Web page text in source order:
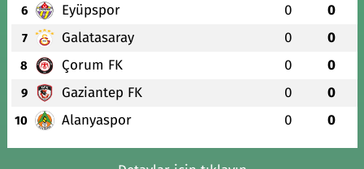
6 Eyüpspor 0 0
7 Galatasaray 0 0
8 Çorum FK 0 0
9 Gaziantep FK 0 0
10 Alanyaspor 0 0